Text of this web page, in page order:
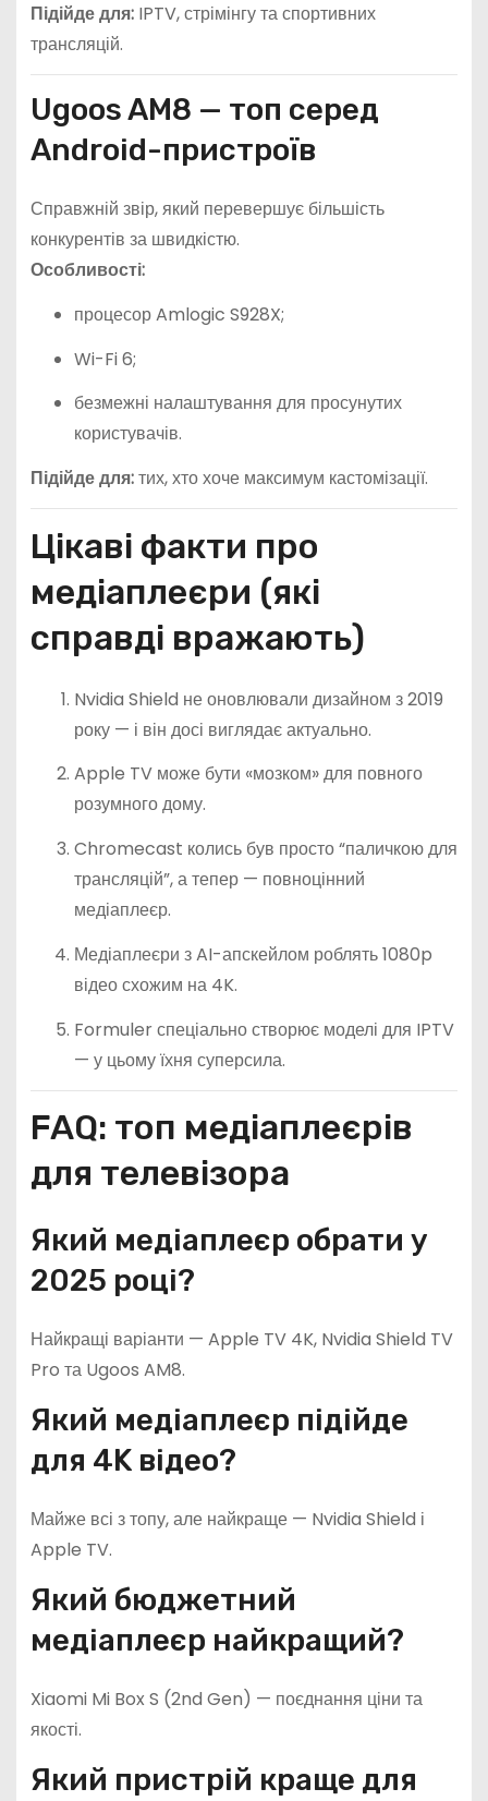
Підійде для:IPTV, стрімінгу та спортивних
трансляцій.
Ugoos AM8 — топ серед
Android-пристроїв
Справжній звір, який перевершує більшість
конкурентів за швидкістю.
Особливості:
процесор Amlogic S928X;
Wi-Fi 6;
безмежні налаштування для просунутих
користувачів.
Підійде для:тих, хто хоче максимум кастомізації.
Цікаві факти про
медіаплеєри (які
справді вражають)
Nvidia Shield не оновлювали дизайном з 2019
року — і він досі виглядає актуально.
Apple TV може бути «мозком» для повного
розумного дому.
Chromecast колись був просто “паличкою для
трансляцій”, а тепер — повноцінний
медіаплеєр.
Медіаплеєри з AI-апскейлом роблять 1080p
відео схожим на 4K.
Formuler спеціально створює моделі для IPTV
— у цьому їхня суперсила.
FAQ: топ медіаплеєрів
для телевізора
Який медіаплеєр обрати у
2025 році?
Найкращі варіанти — Apple TV 4K, Nvidia Shield TV
Pro та Ugoos AM8.
Який медіаплеєр підійде
для 4K відео?
Майже всі з топу, але найкраще — Nvidia Shield і
Apple TV.
Який бюджетний
медіаплеєр найкращий?
Xiaomi Mi Box S (2nd Gen) — поєднання ціни та
якості.
Який пристрій краще для